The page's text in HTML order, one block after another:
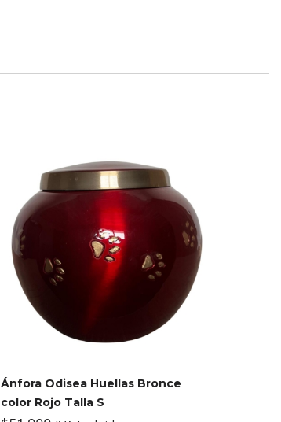
Ánfora Odisea Huellas Bronce
color Rojo Talla S